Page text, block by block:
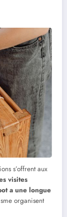
s’offrent aux
visites
a une longue
organisent